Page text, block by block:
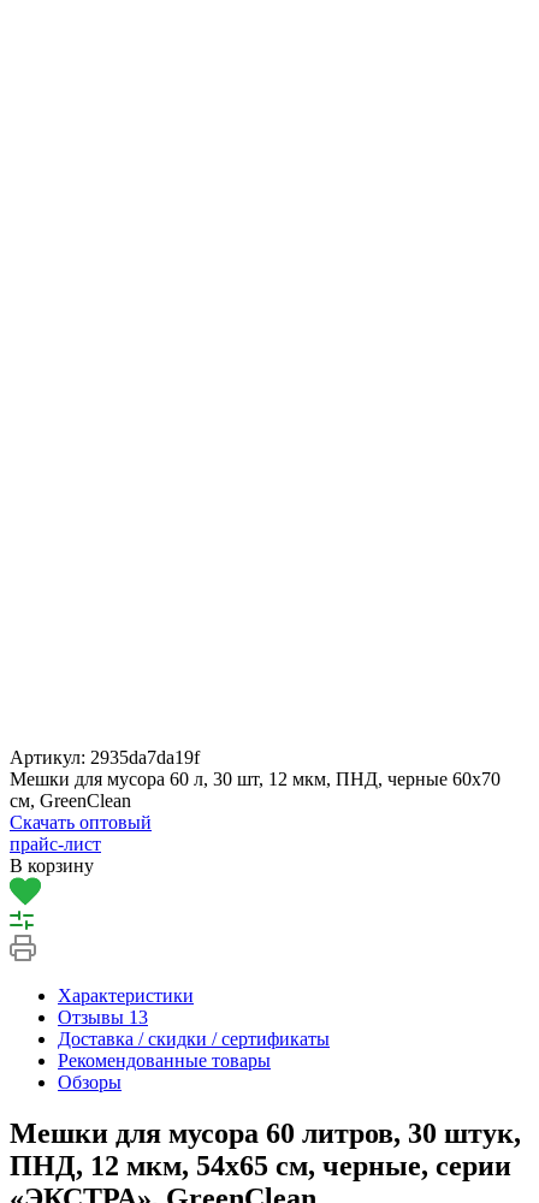
Артикул: 2935da7da19f
Мешки для мусора 60 л, 30 шт, 12 мкм, ПНД, черные 60х70
см, GreenClean
Скачать оптовый
прайс-лист
В корзину
Характеристики
Отзывы 13
Доставка / скидки / сертификаты
Рекомендованные товары
Обзоры
Мешки для мусора 60 литров, 30 штук,
ПНД, 12 мкм, 54х65 см, черные, серии